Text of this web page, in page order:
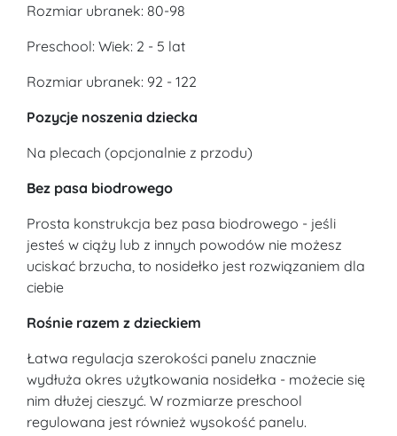
Rozmiar ubranek: 80-98
Preschool: Wiek: 2 - 5 lat
Rozmiar ubranek: 92 - 122
Pozycje noszenia dziecka
Na plecach (opcjonalnie z przodu)
Bez pasa biodrowego
Prosta konstrukcja bez pasa biodrowego - jeśli
jesteś w ciąży lub z innych powodów nie możesz
uciskać brzucha, to nosidełko jest rozwiązaniem dla
ciebie
Rośnie razem z dzieckiem
Łatwa regulacja szerokości panelu znacznie
wydłuża okres użytkowania nosidełka - możecie się
nim dłużej cieszyć. W rozmiarze preschool
regulowana jest również wysokość panelu.